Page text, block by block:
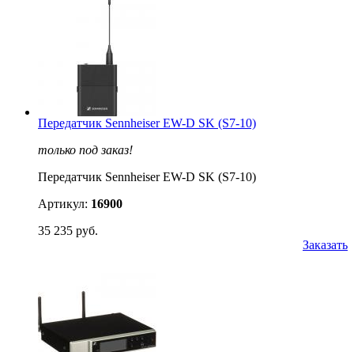
Передатчик Sennheiser EW-D SK (S7-10)
только под заказ!
Передатчик Sennheiser EW-D SK (S7-10)
Артикул: 16900
35 235 руб.
Заказать